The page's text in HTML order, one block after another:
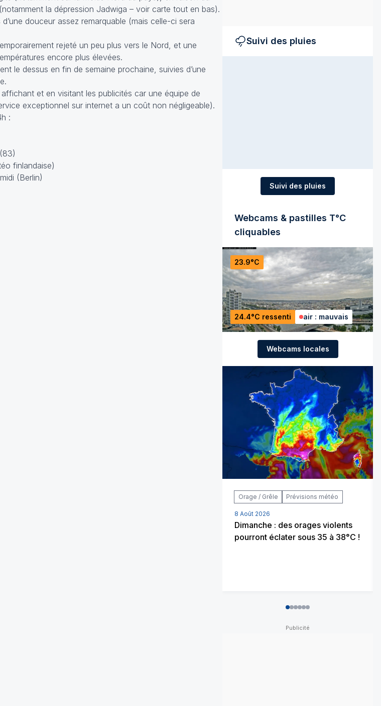
la dépression Jadwiga – voir carte tout en bas).
douceur assez remarquable (mais celle-ci sera
rejeté un peu plus vers le Nord, et une
encore plus élevées.
le dessus en fin de semaine prochaine, suivies d’une
et en visitant les publicités car une équipe de
exceptionnel sur internet a un coût non négligeable).
:
finlandaise)
(Berlin)
Suivi des pluies
Suivi des pluies
Webcams & pastilles T°C
cliquables
23.9°C
24.4°C ressenti air : mauvais
Webcams locales
Orage / Grêle Prévisions météo
8 Août 2026
Dimanche : des orages violents
pourront éclater sous 35 à 38°C !
012345